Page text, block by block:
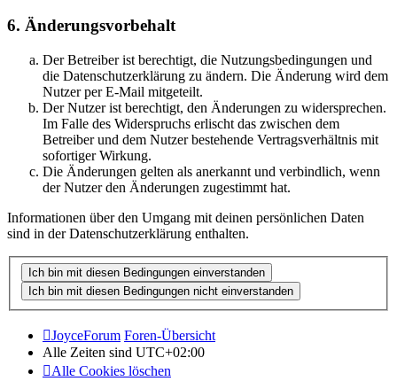
6. Änderungsvorbehalt
Der Betreiber ist berechtigt, die Nutzungsbedingungen und
die Datenschutzerklärung zu ändern. Die Änderung wird dem
Nutzer per E-Mail mitgeteilt.
Der Nutzer ist berechtigt, den Änderungen zu widersprechen.
Im Falle des Widerspruchs erlischt das zwischen dem
Betreiber und dem Nutzer bestehende Vertragsverhältnis mit
sofortiger Wirkung.
Die Änderungen gelten als anerkannt und verbindlich, wenn
der Nutzer den Änderungen zugestimmt hat.
Informationen über den Umgang mit deinen persönlichen Daten
sind in der Datenschutzerklärung enthalten.
JoyceForum Foren-Übersicht
Alle Zeiten sind UTC+02:00
Alle Cookies löschen